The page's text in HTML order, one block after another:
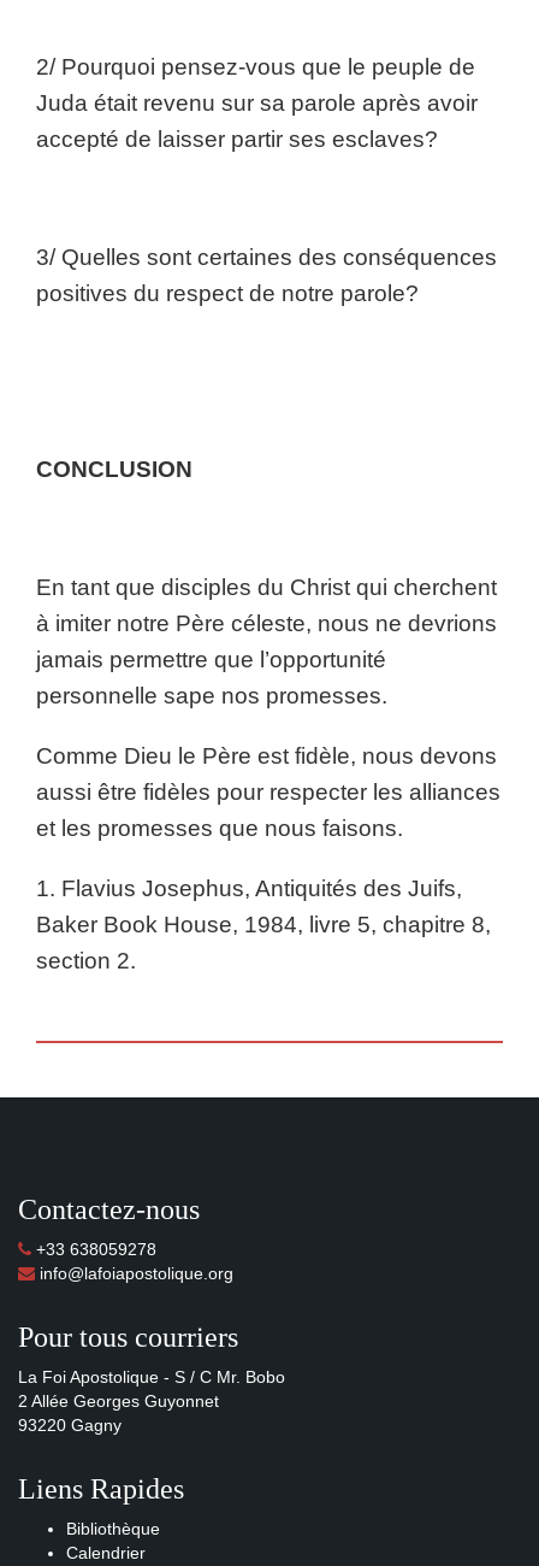
2/ Pourquoi pensez-vous que le peuple de
Juda était revenu sur sa parole après avoir
accepté de laisser partir ses esclaves?
3/ Quelles sont certaines des conséquences
positives du respect de notre parole?
CONCLUSION
En tant que disciples du Christ qui cherchent
à imiter notre Père céleste, nous ne devrions
jamais permettre que l’opportunité
personnelle sape nos promesses.
Comme Dieu le Père est fidèle, nous devons
aussi être fidèles pour respecter les alliances
et les promesses que nous faisons.
1. Flavius Josephus, Antiquités des Juifs,
Baker Book House, 1984, livre 5, chapitre 8,
section 2.
Contactez-nous
+33 638059278
info@lafoiapostolique.org
Pour tous courriers
La Foi Apostolique - S / C Mr. Bobo
2 Allée Georges Guyonnet
93220 Gagny
Liens Rapides
Bibliothèque
Calendrier